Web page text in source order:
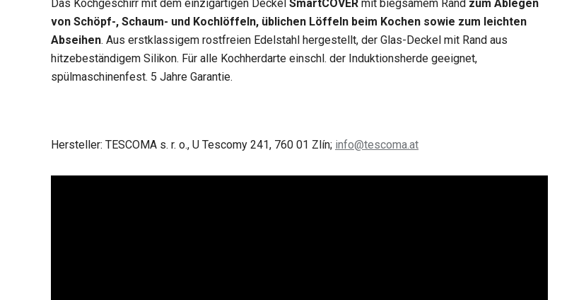
Das Kochgeschirr mit dem einzigartigen Deckel SmartCOVER mit biegsamem Rand zum Ablegen
von Schöpf-, Schaum- und Kochlöffeln, üblichen Löffeln beim Kochen sowie zum leichten
Abseihen. Aus erstklassigem rostfreien Edelstahl hergestellt, der Glas-Deckel mit Rand aus
hitzebeständigem Silikon. Für alle Kochherdarte einschl. der Induktionsherde geeignet,
spülmaschinenfest. 5 Jahre Garantie.
Hersteller: TESCOMA s. r. o., U Tescomy 241, 760 01 Zlín; info@tescoma.at